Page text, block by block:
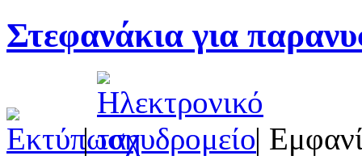
Στεφανάκια για
| |